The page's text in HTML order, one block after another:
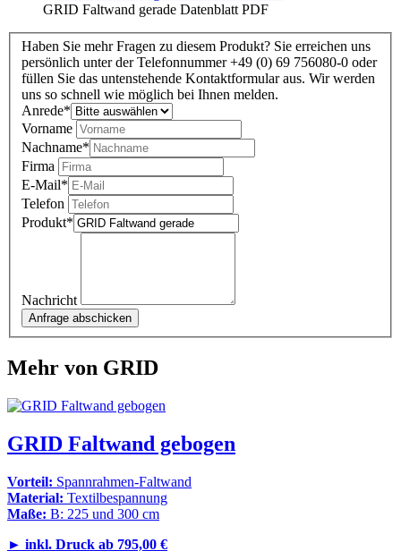
GRID Faltwand gerade Datenblatt PDF
Haben Sie mehr Fragen zu diesem Produkt? Sie erreichen uns
persönlich unter der Telefonnummer +49 (0) 69 756080-0 oder
füllen Sie das untenstehende Kontaktformular aus. Wir werden
uns so schnell wie möglich bei Ihnen melden.
Anrede*
Vorname
Nachname*
Firma
E-Mail*
Telefon
Produkt*
Nachricht
Mehr von GRID
GRID Faltwand gebogen
Vorteil: Spannrahmen-Faltwand
Material: Textilbespannung
Maße: B: 225 und 300 cm
► inkl. Druck ab 795,00 €